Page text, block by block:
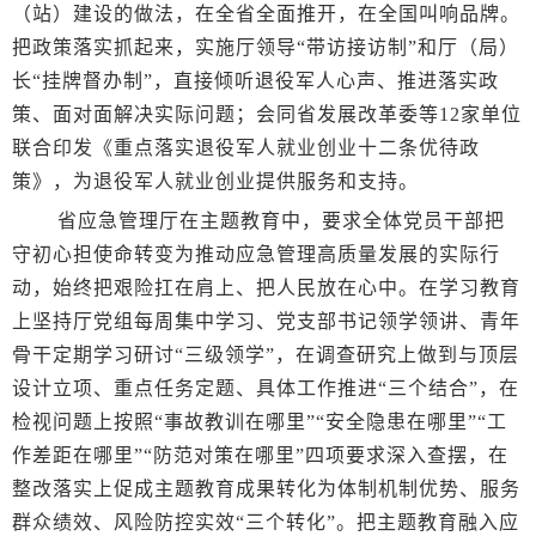
（站）建设的做法，在全省全面推开，在全国叫响品牌。
把政策落实抓起来，实施厅领导“带访接访制”和厅（局）
长“挂牌督办制”，直接倾听退役军人心声、推进落实政
策、面对面解决实际问题；会同省发展改革委等12家单位
联合印发《重点落实退役军人就业创业十二条优待政
策》，为退役军人就业创业提供服务和支持。
省应急管理厅在主题教育中，要求全体党员干部把
守初心担使命转变为推动应急管理高质量发展的实际行
动，始终把艰险扛在肩上、把人民放在心中。在学习教育
上坚持厅党组每周集中学习、党支部书记领学领讲、青年
骨干定期学习研讨“三级领学”，在调查研究上做到与顶层
设计立项、重点任务定题、具体工作推进“三个结合”，在
检视问题上按照“事故教训在哪里”“安全隐患在哪里”“工
作差距在哪里”“防范对策在哪里”四项要求深入查摆，在
整改落实上促成主题教育成果转化为体制机制优势、服务
群众绩效、风险防控实效“三个转化”。把主题教育融入应